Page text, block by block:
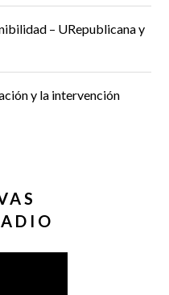
– URepublicana y
y la intervención